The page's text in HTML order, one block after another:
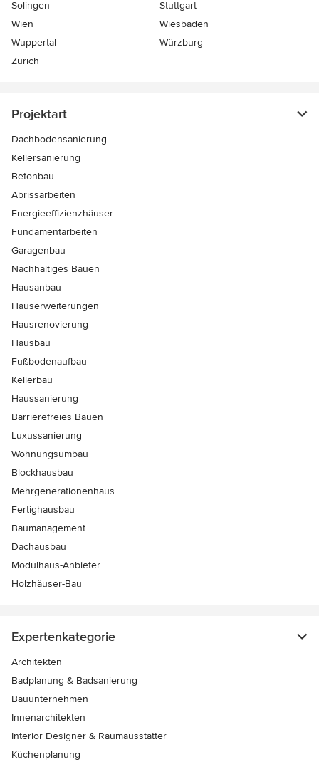
Solingen
Stuttgart
Wien
Wiesbaden
Wuppertal
Würzburg
Zürich
Projektart
Dachbodensanierung
Kellersanierung
Betonbau
Abrissarbeiten
Energieeffizienzhäuser
Fundamentarbeiten
Garagenbau
Nachhaltiges Bauen
Hausanbau
Hauserweiterungen
Hausrenovierung
Hausbau
Fußbodenaufbau
Kellerbau
Haussanierung
Barrierefreies Bauen
Luxussanierung
Wohnungsumbau
Blockhausbau
Mehrgenerationenhaus
Fertighausbau
Baumanagement
Dachausbau
Modulhaus-Anbieter
Holzhäuser-Bau
Expertenkategorie
Architekten
Badplanung & Badsanierung
Bauunternehmen
Innenarchitekten
Interior Designer & Raumausstatter
Küchenplanung